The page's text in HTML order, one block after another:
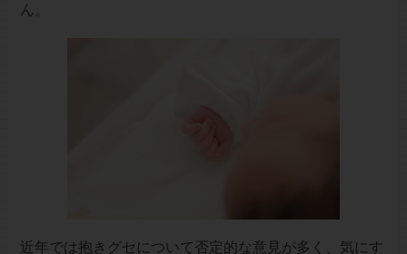
ん。
近年では抱きグセについて否定的な意見が多く、気にす